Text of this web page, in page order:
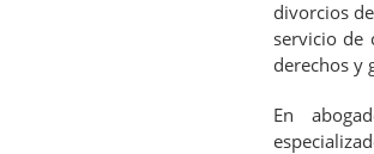
divorcios
servicio de
derechos y
En